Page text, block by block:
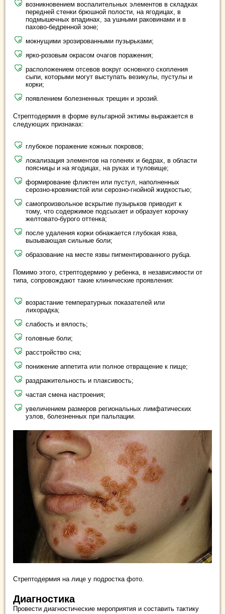
возникновением воспалительных элементов в складках
передней стенки брюшной полости, на ягодицах, в
подмышечных впадинах, за ушными раковинами и в
пахово-бедренной зоне;
мокнущими эрозированными пузырьками;
ярко-розовым окрасом очагов поражения;
расположением отсевов вокруг основного скопления
сыпи, которыми могут выступать везикулы, пустулы и
корки;
появлением болезненных трещин и эрозий.
Стрептодермия в форме вульгарной эктимы выражается в
следующих признаках:
глубокое поражение кожных покровов;
локализация элементов на голенях и бедрах, в области
поясницы и на ягодицах, на руках и туловище;
формирование фликтен или пустул, наполненных
серозно-кровянистой или серозно-гнойной жидкостью;
самопроизвольное вскрытие пузырьков приводит к
тому, что содержимое подсыхает и образует корочку
желтовато-бурого оттенка;
после удаления корки обнажается глубокая язва,
вызывающая сильные боли;
образование на месте язвы пигментированного рубца.
Помимо этого, стрептодермию у ребенка, в независимости от
типа, сопровождают такие клинические проявления:
возрастание температурных показателей или
лихорадка;
слабость и вялость;
головные боли;
расстройство сна;
понижение аппетита или полное отвращение к пище;
раздражительность и плаксивость;
частая смена настроения;
увеличением размеров региональных лимфатических
узлов, болезненных при пальпации.
Стрептодермия на лице у подростка фото.
Диагностика
Провести диагностические мероприятия и составить тактику